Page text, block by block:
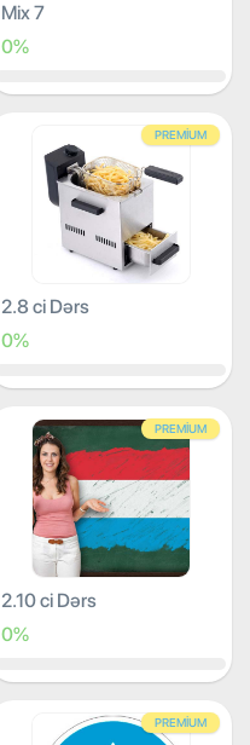
Mix 7
0%
PREMIUM
2.8 ci Dərs
0%
PREMIUM
2.10 ci Dərs
0%
PREMIUM